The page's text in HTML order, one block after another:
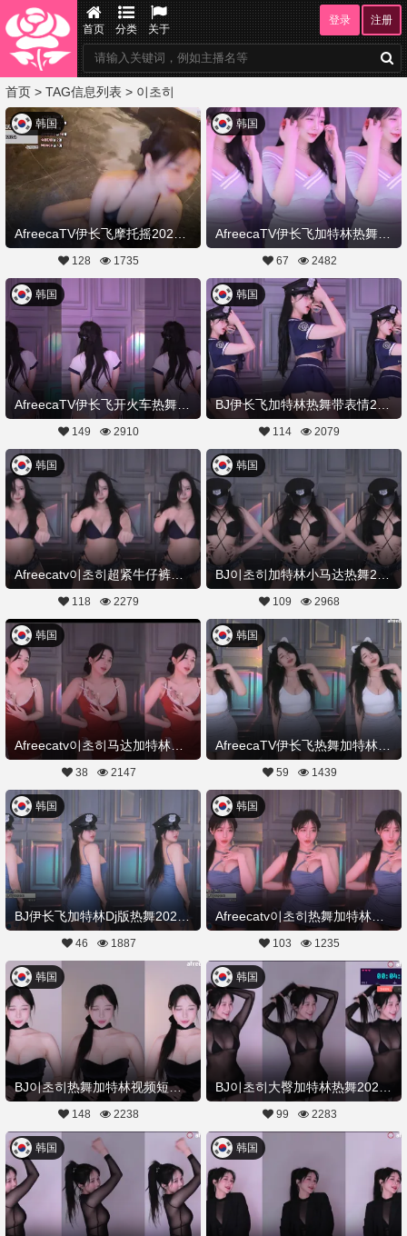
首页 分类 关于
登录 注册
首页 > TAG信息列表 > 이초히
AfreecaTV伊长飞摩托摇20240228舞蹈剪辑
韩国
128 1735
韩国
67 2482
韩国
149 2910
BJ伊长飞加特林热舞带表情20230809舞蹈剪辑
韩国
114 2079
Afreecatv이초히超紧牛仔裤热舞加特林20230713Hot Dance
韩国
118 2279
BJ이초히加特林小马达热舞20230625Hot Dance
韩国
109 2968
Afreecatv이초히马达加特林热舞20230608Hot Dance
韩国
38 2147
韩国
59 1439
韩国
46 1887
韩国
103 1235
BJ이초히热舞加特林视频短裤20230115Hot Dance
韩国
148 2238
韩国
99 2283
韩国 韩国